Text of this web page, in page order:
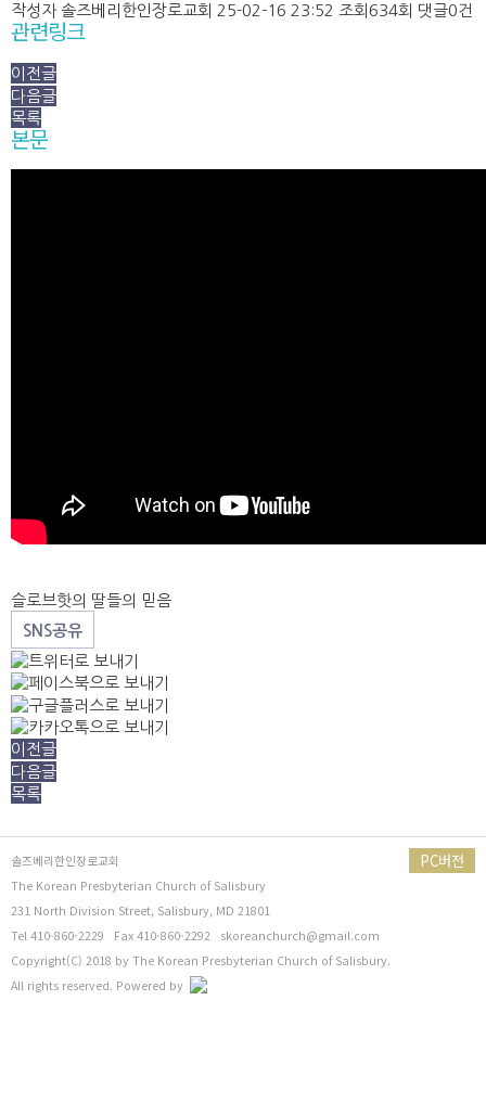
작성자 솔즈베리한인장로교회 25-02-16 23:52 조회 634회 댓글0건
관련링크
이전글
다음글
목록
본문
슬로브핫의 딸들의 믿음
SNS공유
이전글
다음글
목록
솔즈베리한인장로교회
The Korean Presbyterian Church of Salisbury
231 North Division Street, Salisbury, MD 21801
Tel 410-860-2229 Fax 410-860-2292 skoreanchurch@gmail.com
Copyright(C) 2018 by The Korean Presbyterian Church of Salisbury.
All rights reserved. Powered by
PC버전